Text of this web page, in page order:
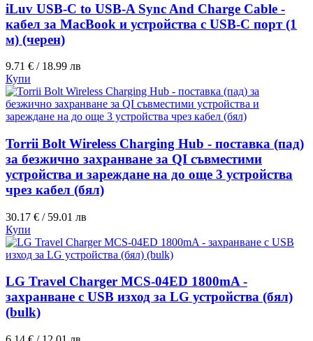
iLuv USB-C to USB-A Sync And Charge Cable -
кабел за MacBook и устройства с USB-C порт (1
м) (черен)
9.71 € / 18.99 лв
Купи
Torrii Bolt Wireless Charging Hub - поставка (пад)
за безжично захранване за QI съвместими
устройства и зареждане на до още 3 устройства
чрез кабел (бял)
30.17 € / 59.01 лв
Купи
LG Travel Charger MCS-04ED 1800mA -
захранване с USB изход за LG устройства (бял)
(bulk)